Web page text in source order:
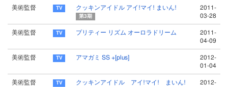
美術監督 クッキンアイドル アイ!マイ! まいん!
第3期
2011-
03-28
美術監督 プリティー リズム オーロラドリーム
2011-
04-09
美術監督 アマガミ SS +[plus]
2012-
01-04
美術監督 クッキンアイドル アイ!マイ! まいん!
2012-